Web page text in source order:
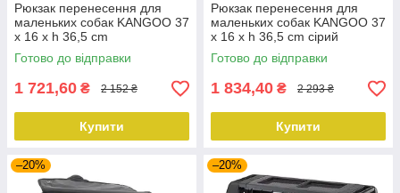
Рюкзак перенесення для
маленьких собак KANGOO 37
x 16 x h 36,5 cm
Готово до відправки
1 721,60 ₴ 2 152 ₴
Купити
Рюкзак перенесення для
маленьких собак KANGOO 37
x 16 x h 36,5 cm сірий
Готово до відправки
1 834,40 ₴ 2 293 ₴
Купити
–20% –20%